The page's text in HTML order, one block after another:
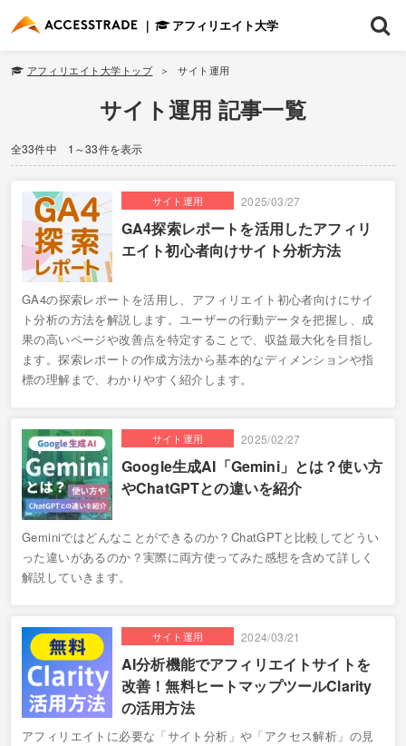
アフィリエイト大学
アフィリエイト大学トップ サイト運用
サイト運用 記事一覧
全33件中 1～33件を表示
サイト運用 2025/03/27
GA4探索レポートを活用したアフィリ
エイト初心者向けサイト分析方法
GA4の探索レポートを活用し、アフィリエイト初心者向けにサイ
ト分析の方法を解説します。ユーザーの行動データを把握し、成
果の高いページや改善点を特定することで、収益最大化を目指し
ます。探索レポートの作成方法から基本的なディメンションや指
標の理解まで、わかりやすく紹介します。
サイト運用 2025/02/27
Google生成AI「Gemini」とは？使い方
やChatGPTとの違いを紹介
Geminiではどんなことができるのか？ChatGPTと比較してどうい
った違いがあるのか？実際に両方使ってみた感想を含めて詳しく
解説していきます。
サイト運用 2024/03/21
AI分析機能でアフィリエイトサイトを
改善！無料ヒートマップツールClarity
の活用方法
アフィリエイトに必要な「サイト分析」や「アクセス解析」の見